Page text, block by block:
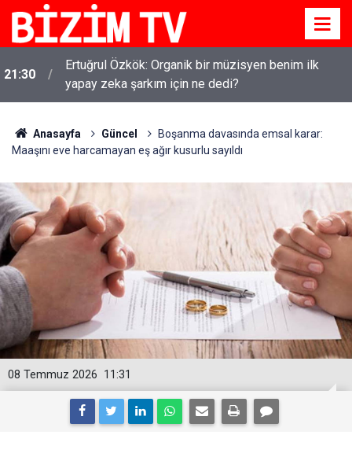
21:30
Ertuğrul Özkök: Organik bir müzisyen benim ilk
yapay zeka şarkım için ne dedi?
Anasayfa Güncel
Boşanma davasında emsal karar:
Maaşını eve harcamayan eş ağır kusurlu sayıldı
11:31
08 Temmuz 2026